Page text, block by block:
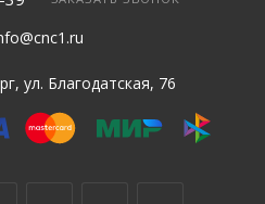
ул. Благодатская, 76